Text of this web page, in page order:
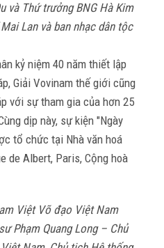
và Thứ trưởng BNG Hà Kim
Lan và ban nhạc dân tộc
kỷ niệm 40 năm thiết lập
Giải Vovinam thế giới cũng
với sự tham gia của hơn 25
dịp này, sự kiện "Ngày
tổ chức tại Nhà văn hoá
de Albert, Paris, Cộng hoà
Việt Võ đạo Việt Nam
Phạm Quang Long – Chủ